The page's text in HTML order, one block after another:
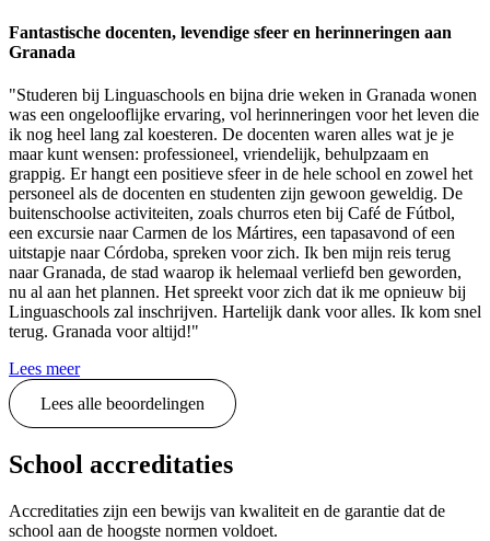
Fantastische docenten, levendige sfeer en herinneringen aan
Granada
"Studeren bij Linguaschools en bijna drie weken in Granada wonen
was een ongelooflijke ervaring, vol herinneringen voor het leven die
ik nog heel lang zal koesteren. De docenten waren alles wat je je
maar kunt wensen: professioneel, vriendelijk, behulpzaam en
grappig. Er hangt een positieve sfeer in de hele school en zowel het
personeel als de docenten en studenten zijn gewoon geweldig. De
buitenschoolse activiteiten, zoals churros eten bij Café de Fútbol,
een excursie naar Carmen de los Mártires, een tapasavond of een
uitstapje naar Córdoba, spreken voor zich. Ik ben mijn reis terug
naar Granada, de stad waarop ik helemaal verliefd ben geworden,
nu al aan het plannen. Het spreekt voor zich dat ik me opnieuw bij
Linguaschools zal inschrijven. Hartelijk dank voor alles. Ik kom snel
terug. Granada voor altijd!"
Lees meer
Lees alle beoordelingen
School accreditaties
Accreditaties zijn een bewijs van kwaliteit en de garantie dat de
school aan de hoogste normen voldoet.